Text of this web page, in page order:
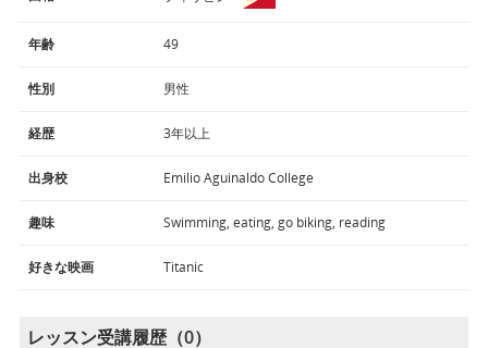
年齢 49
性別 男性
経歴 3年以上
出身校 Emilio Aguinaldo College
趣味 Swimming, eating, go biking, reading
好きな映画 Titanic
レッスン受講履歴（0）